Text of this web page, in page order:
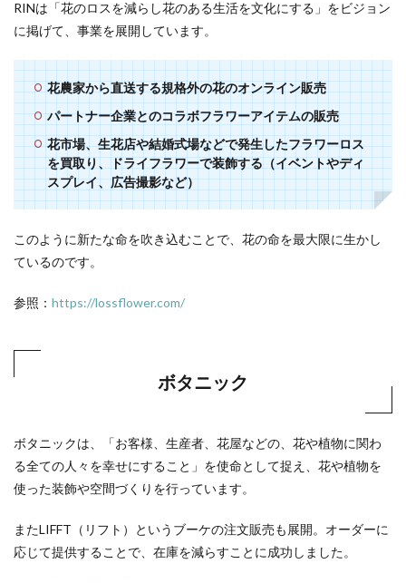
RINは「花のロスを減らし花のある生活を文化にする」をビジョン
に掲げて、事業を展開しています。
花農家から直送する規格外の花のオンライン販売
パートナー企業とのコラボフラワーアイテムの販売
花市場、生花店や結婚式場などで発生したフラワーロス
を買取り、ドライフラワーで装飾する（イベントやディ
スプレイ、広告撮影など）
このように新たな命を吹き込むことで、花の命を最大限に生かし
ているのです。
参照： https://lossflower.com/
ボタニック
ボタニックは、「お客様、生産者、花屋などの、花や植物に関わ
る全ての人々を幸せにすること」を使命として捉え、花や植物を
使った装飾や空間づくりを行っています。
またLIFFT（リフト）というブーケの注文販売も展開。オーダーに
応じて提供することで、在庫を減らすことに成功しました。